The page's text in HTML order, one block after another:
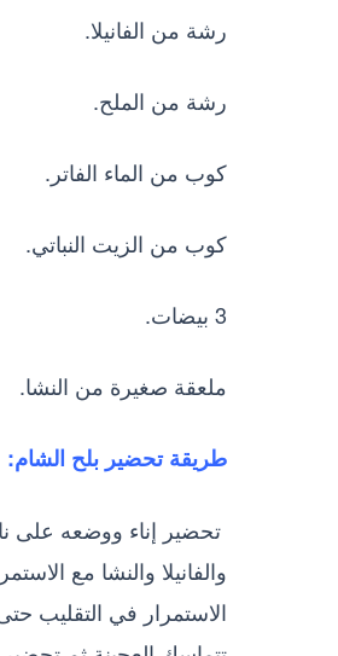
رشة من الفانيلا.
رشة من الملح.
كوب من الماء الفاتر.
كوب من الزيت النباتي.
3 بيضات.
ملعقة صغيرة من النشا.
طريقة تحضير بلح الشام:
تحضير إناء ووضعه على
والفانيلا والنشا مع
الاستمرار في التقليب